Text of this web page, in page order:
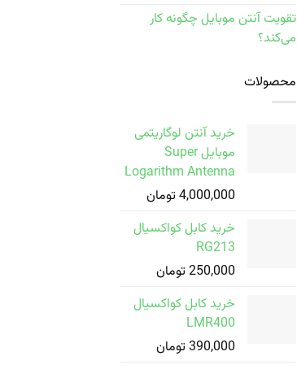
تقویت آنتن موبایل چگونه کار
می‌کند؟
محصولات
خرید آنتن لوگاریتمی
موبایل Super
Logarithm Antenna
4,000,000 تومان
خرید کابل کواکسیال
RG213
250,000 تومان
خرید کابل کواکسیال
LMR400
390,000 تومان